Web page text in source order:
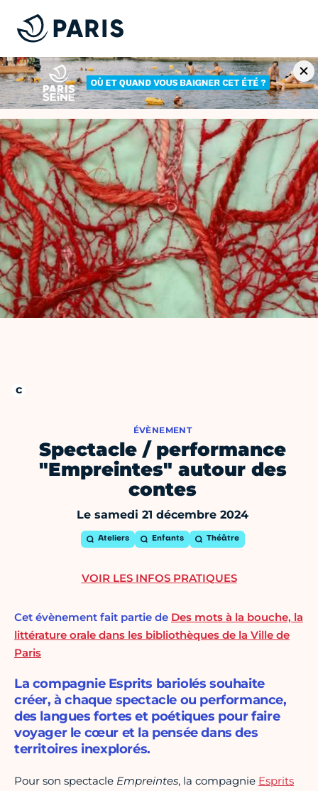
ÉVÈNEMENT
Spectacle / performance
"Empreintes" autour des
contes
Le samedi 21 décembre 2024
Ateliers Enfants Théâtre
Cet évènement fait partie de Des mots à la bouche, la
littérature orale dans les bibliothèques de la Ville de
Paris
La compagnie Esprits bariolés souhaite
créer, à chaque spectacle ou performance,
des langues fortes et poétiques pour faire
voyager le cœur et la pensée dans des
territoires inexplorés.
Pour son spectacle Empreintes, la compagnie Esprits
VOIR LES INFOS PRATIQUES